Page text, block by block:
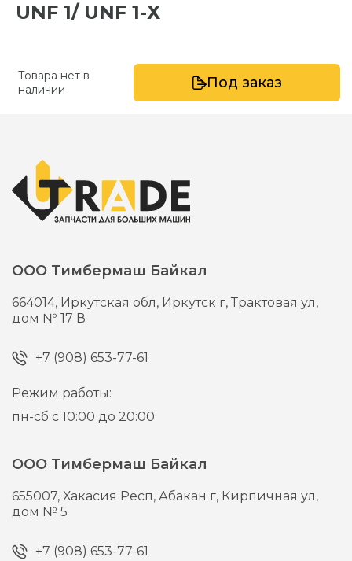
UNF 1/ UNF 1-Х
Товара нет в
наличии
Под заказ
ООО Тимбермаш Байкал
664014, Иркутская обл, Иркутск г,Трактовая ул,
дом № 17 В
+7 (908) 653-77-61
Режим работы:
пн-сб с 10:00 до 20:00
ООО Тимбермаш Байкал
655007,Хакасия Респ, Абакан г, Кирпичная ул,
дом № 5
+7 (908) 653-77-61